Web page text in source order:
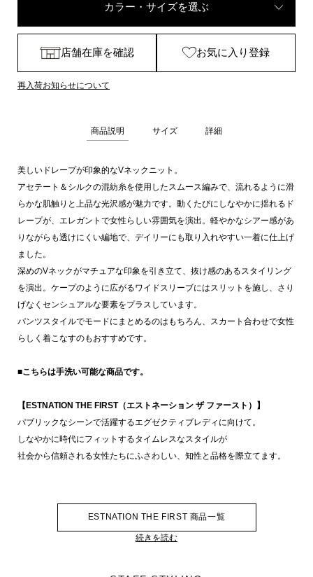
カラー・サイズを選ぶ
店舗在庫を確認 お気に入り登録
再入荷お知らせについて
商品説明 サイズ 詳細
美しいドレープが印象的なVネックニット。
アセテート＆シルクの混紡糸を使用したスムース編みで、流れるように滑
らかな肌触りと上品な光沢感が魅力です。動くたびにしなやかに揺れるド
レープが、エレガントで女性らしい雰囲気を演出。軽やかなシアー感があ
りながらも透けにくい編地で、デイリーにも取り入れやすい一着に仕上げ
ました。
深めのVネックがマチュアな印象を引き立て、抜け感のあるスタイリング
を演出。ケープのように広がるワイドスリーブにはスリットを施し、さり
げなくセンシュアルな要素をプラスしています。
パンツスタイルでモードにまとめるのはもちろん、スカート合わせで女性
らしく着こなすのもおすすめです。
■こちらは手洗い可能な商品です。
【ESTNATION THE FIRST（エストネーション ザ ファースト）】
パブリックなシーンで活躍するエグゼクティブレディに向けて。
しなやかに時代にフィットするタイムレスなスタイルが
社会から信頼される女性たちにふさわしい、知性と品格を際立てます。
ESTNATION THE FIRST 商品一覧
続きを読む